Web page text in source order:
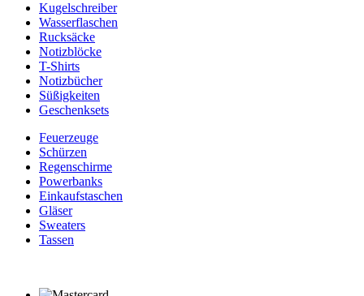
Kugelschreiber
Wasserflaschen
Rucksäcke
Notizblöcke
T-Shirts
Notizbücher
Süßigkeiten
Geschenksets
Feuerzeuge
Schürzen
Regenschirme
Powerbanks
Einkaufstaschen
Gläser
Sweaters
Tassen